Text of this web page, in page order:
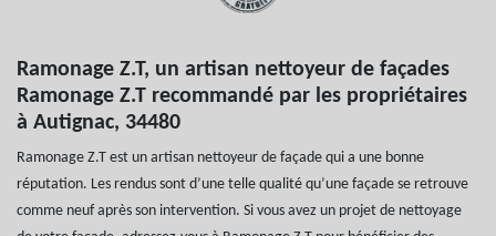
Ramonage Z.T, un artisan nettoyeur de façades
Ramonage Z.T recommandé par les propriétaires
à Autignac, 34480
Ramonage Z.T est un artisan nettoyeur de façade qui a une bonne
réputation. Les rendus sont d’une telle qualité qu’une façade se retrouve
comme neuf après son intervention. Si vous avez un projet de nettoyage